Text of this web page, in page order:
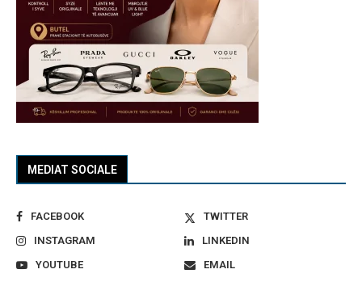
MEDIAT SOCIALE
FACEBOOK
TWITTER
INSTAGRAM
LINKEDIN
YOUTUBE
EMAIL